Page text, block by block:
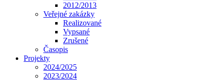
2012/2013
Veřejné zakázky
Realizované
Vypsané
Zrušené
Časopis
Projekty
2024/2025
2023/2024